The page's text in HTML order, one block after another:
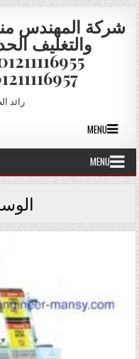
Skip to content
شركة المهندس
– 01211116958
رائد
MENU
MENU